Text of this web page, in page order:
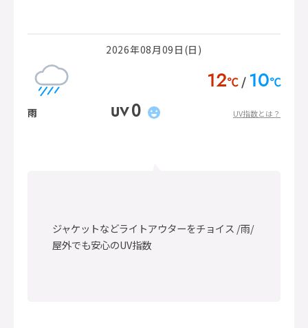
2026年08月09日(日)
12℃ 10℃
雨 UV0 UV指数とは？
ジャケットなどライトアウターをチョイス /雨/
屋外でも安心のUV指数